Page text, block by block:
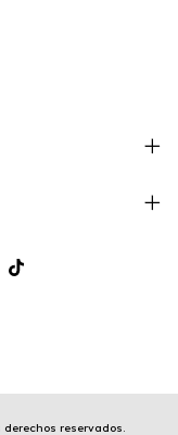
derechos reservados.